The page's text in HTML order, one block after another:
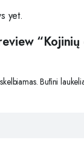
yet.
Būtini